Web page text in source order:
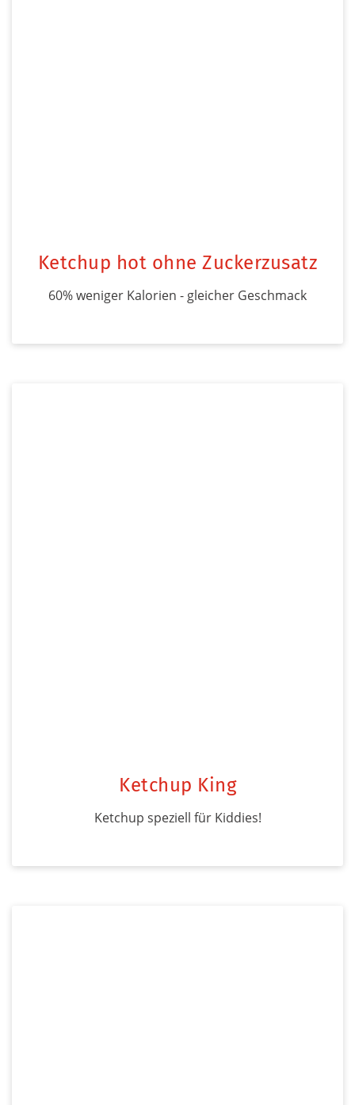
Ketchup hot ohne Zuckerzusatz
60% weniger Kalorien - gleicher Geschmack
Ketchup King
Ketchup speziell für Kiddies!